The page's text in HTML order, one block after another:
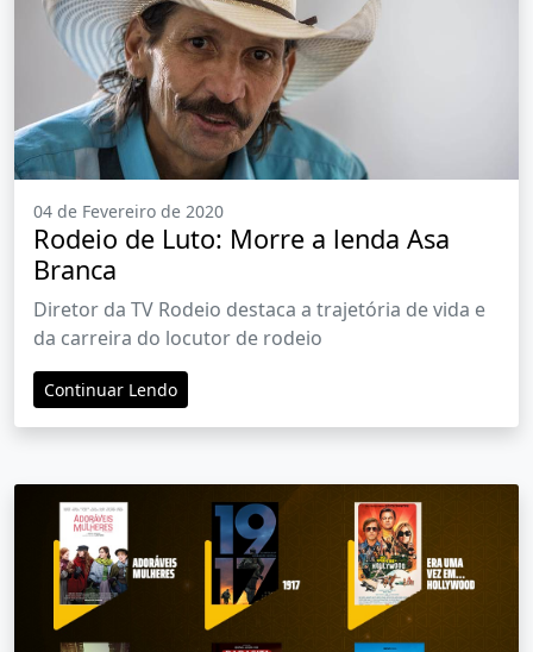
04 de Fevereiro de 2020
Rodeio de Luto: Morre a lenda Asa
Branca
Diretor da TV Rodeio destaca a trajetória de vida e
da carreira do locutor de rodeio
Continuar Lendo